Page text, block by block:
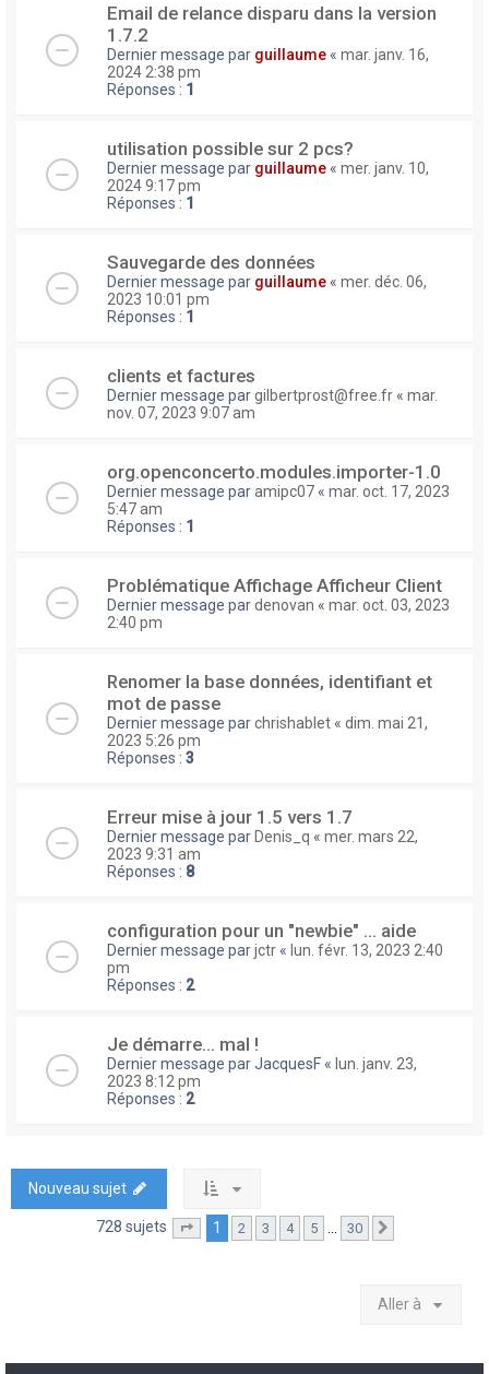
Email de relance disparu dans la version
1.7.2
Dernier message par guillaume « mar. janv. 16,
2024 2:38 pm
Réponses : 1
utilisation possible sur 2 pcs?
Dernier message par guillaume « mer. janv. 10,
2024 9:17 pm
Réponses : 1
Sauvegarde des données
Dernier message par guillaume « mer. déc. 06,
2023 10:01 pm
Réponses : 1
clients et factures
Dernier message pargilbertprost@free.fr « mar.
nov. 07, 2023 9:07 am
org.openconcerto.modules.importer-1.0
Dernier message paramipc07 « mar. oct. 17, 2023
5:47 am
Réponses : 1
Problématique Affichage Afficheur Client
Dernier message pardenovan « mar. oct. 03, 2023
2:40 pm
Renomer la base données, identifiant et
mot de passe
Dernier message parchrishablet « dim. mai 21,
2023 5:26 pm
Réponses : 3
Erreur mise à jour 1.5 vers 1.7
Dernier message par Denis_q « mer. mars 22,
2023 9:31 am
Réponses : 8
configuration pour un "newbie" ... aide
Dernier message parjctr « lun. févr. 13, 2023 2:40
pm
Réponses : 2
Je démarre... mal !
Dernier message parJacquesF « lun. janv. 23,
2023 8:12 pm
Réponses : 2
Nouveau sujet
728 sujets Page sur30
1 2 3 4 5 … 30
Aller à